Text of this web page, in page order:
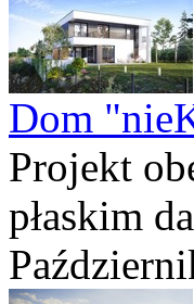
Dom
Projekt
płaskim